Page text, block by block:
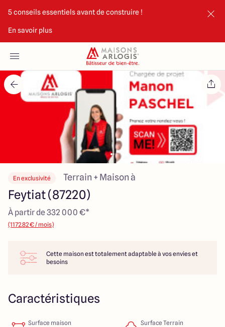
5 conseils essentiels avant de construire !
En savoir plus
Nos maisons
Nos annonces
Votre projet
Qui sommes-nous
Maisons ARLOGIS Limoges
En exclusivité Terrain + Maison à
Feytiat (87220)
À partir de 332 000 €*
(1172.82 € / mois)
Cette maison est totalement adaptable à vos envies et
besoins
Caractéristiques
Surface maison Surface Terrain